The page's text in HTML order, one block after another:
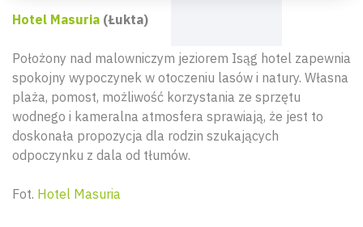
Hotel Masuria (Łukta)
Położony nad malowniczym jeziorem Isąg hotel zapewnia
spokojny wypoczynek w otoczeniu lasów i natury. Własna
plaża, pomost, możliwość korzystania ze sprzętu
wodnego i kameralna atmosfera sprawiają, że jest to
doskonała propozycja dla rodzin szukających
odpoczynku z dala od tłumów.
Fot. Hotel Masuria